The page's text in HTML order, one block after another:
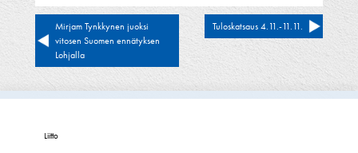
Artikkelien
selaus
Mirjam Tynkkynen juoksi
vitosen Suomen ennätyksen
Lohjalla
Tuloskatsaus 4.11.-11.11.
Liitto